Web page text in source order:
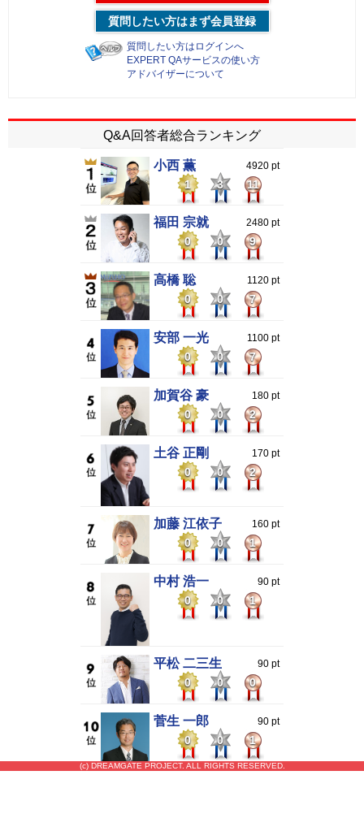
質問したい方はまず会員登録
質問したい方はログインへ
EXPERT QAサービスの使い方
アドバイザーについて
Q&A回答者総合ランキング
小西 薫 4920 pt
1 3 11
福田 宗就 2480 pt
0 0 9
高橋 聡 1120 pt
0 0 7
安部 一光 1100 pt
0 0 7
加賀谷 豪 180 pt
0 0 2
土谷 正剛 170 pt
0 0 2
加藤 江依子 160 pt
0 0 1
中村 浩一 90 pt
0 0 1
平松 二三生 90 pt
0 0 0
菅生 一郎 90 pt
0 0 1
(c) DREAMGATE PROJECT. ALL RIGHTS RESERVED.